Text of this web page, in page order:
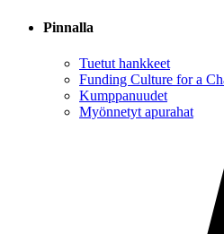
Pinnalla
Tuetut hankkeet
Funding Culture for a
Kumppanuudet
Myönnetyt apurahat